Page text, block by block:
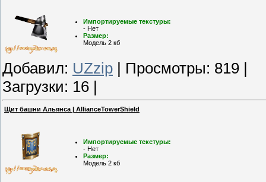
Импортируемые текстуры:
- Нет
Размер:
Модель 2 кб
Добавил: UZzip | Просмотры: 819 |
Загрузки: 16 |
Щит башни Альянса | AllianceTowerShield
Импортируемые текстуры:
- Нет
Размер:
Модель 2 кб